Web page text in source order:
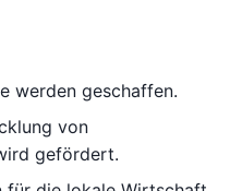
werden geschaffen.
von
gefördert.